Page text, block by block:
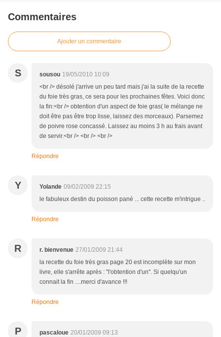
Commentaires
Ajouter un commentaire
S sousou 19/05/2010 10:09
<br /> désolé j'arrive un peu tard mais j'ai la suite de la recette
du foie très gras, ce sera pour les prochaines fêtes. Voici donc
la fin:<br /> obtention d'un aspect de foie gras( le mélange ne
doit être pas être trop lisse, laissez des morceaux). Parsemez
de poivre rose concassé. Laissez au moins 3 h au frais avant
de servir.<br /> <br /> <br />
Répondre
Y Yolande 09/02/2009 22:15
le fabuleux destin du poisson pané ... cette recette m'intrigue ..
Répondre
R r. bienvenue 27/01/2009 21:44
la recette du foie très gras page 20 est incomplète sur mon
livre, elle s'arrête après : "l'obtention d'un". Si quelqu'un
connait la fin ....merci d'avance !!!
Répondre
P pascaloue 20/01/2009 09:13